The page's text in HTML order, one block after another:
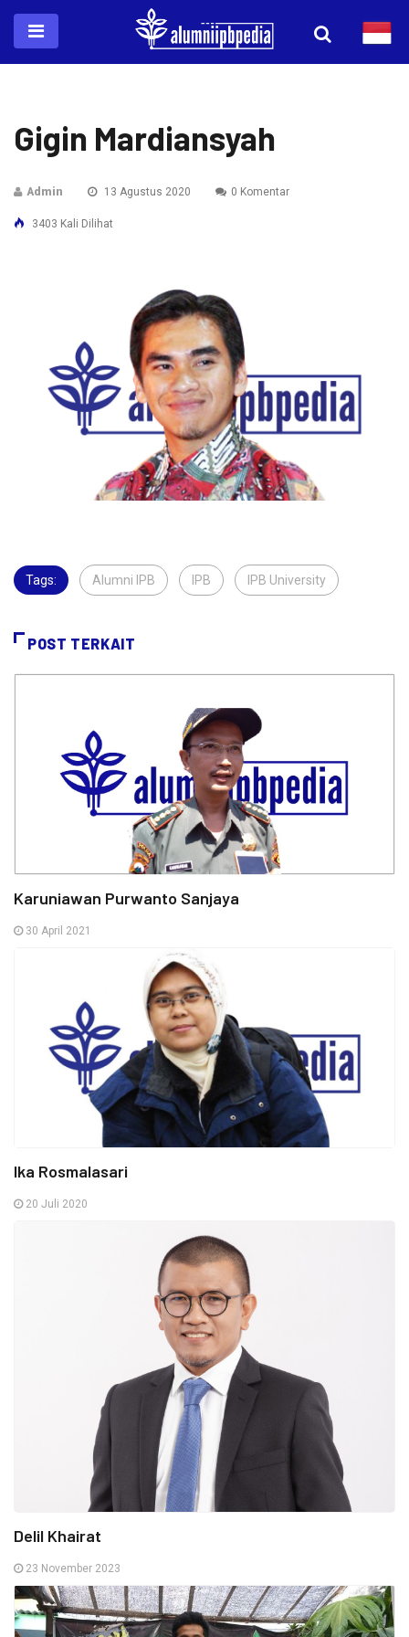
Gigin Mardiansyah
Admin 13 Agustus 2020 0 Komentar
3403 Kali Dilihat
Tags: Alumni IPB IPB IPB University
POST TERKAIT
Karuniawan Purwanto Sanjaya
30 April 2021
Ika Rosmalasari
20 Juli 2020
Delil Khairat
23 November 2023